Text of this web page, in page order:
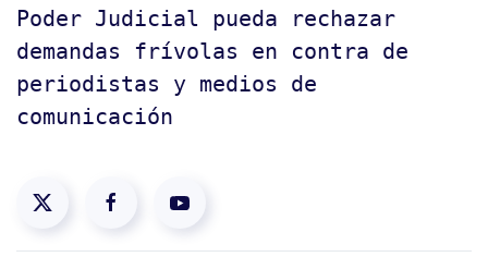
Poder Judicial pueda rechazar
demandas frívolas en contra de
periodistas y medios de
comunicación